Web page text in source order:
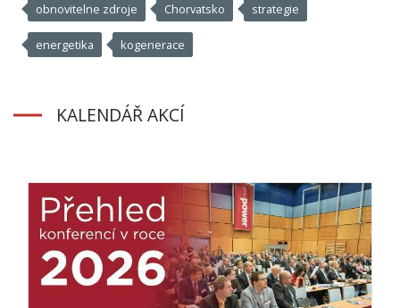
obnovitelne zdroje Chorvatsko strategie
energetika kogenerace
KALENDÁŘ AKCÍ